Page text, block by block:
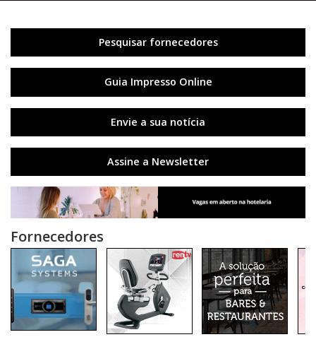
Pesquisar fornecedores
Guia Impresso Online
Envie a sua notícia
Assine a Newsletter
Fornecedores